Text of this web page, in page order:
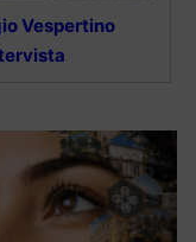
Vespertino